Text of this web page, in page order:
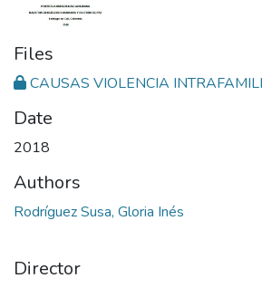
Files
CAUSAS VIOLENCIA
Date
2018
Authors
Rodríguez Susa, Gloria Inés
Director